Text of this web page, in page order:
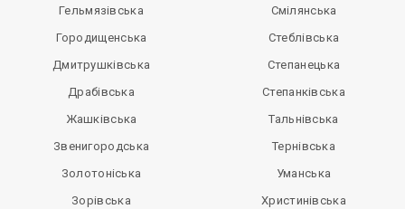
Гельмязівська
Городищенська
Дмитрушківська
Драбівська
Жашківська
Звенигородська
Золотоніська
Зорівська
Смілянська
Стеблівська
Степанецька
Степанківська
Тальнівська
Тернівська
Уманська
Христинівська